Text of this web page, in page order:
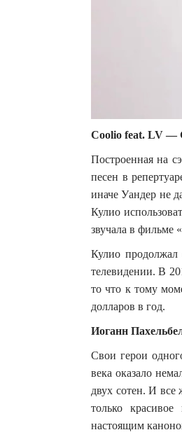
Coolio feat. LV —
Построенная на
песен в
иначе Уандер не
Кулио
звучала в фильме
Кулио продолжал
телевидении. В
то что к тому
долларов в год.
Иоганн
Свои герои
века оказало
двух сотен. И
только
настоящим